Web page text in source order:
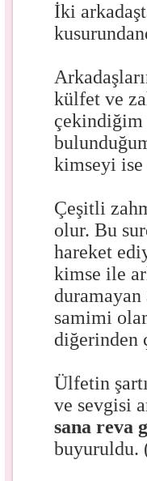
İki
külfet ve
çekindiğim
kimseyi
Çeşitli
olur. Bu
hareket
kimse ile
samimi
diğerinden
Ülfetin
ve sevgisi
sana reva
buyuruldu.